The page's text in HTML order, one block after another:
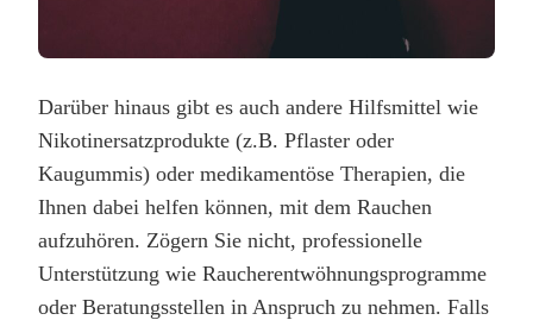
Darüber hinaus gibt es auch andere Hilfsmittel wie
Nikotinersatzprodukte (z.B. Pflaster oder
Kaugummis) oder medikamentöse Therapien, die
Ihnen dabei helfen können, mit dem Rauchen
aufzuhören. Zögern Sie nicht, professionelle
Unterstützung wie Raucherentwöhnungsprogramme
oder Beratungsstellen in Anspruch zu nehmen. Falls